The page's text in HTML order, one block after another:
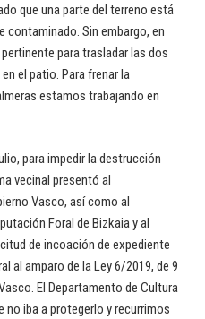
que una parte del terreno está
Sin embargo, en
para trasladar las dos
el patio. Para frenar la
estamos trabajando en
para impedir la destrucción
vecinal presentó al
Vasco, así como al
Foral de Bizkaia y al
de incoación de expediente
al amparo de la Ley 6/2019, de 9
El Departamento de Cultura
iba a protegerlo y recurrimos